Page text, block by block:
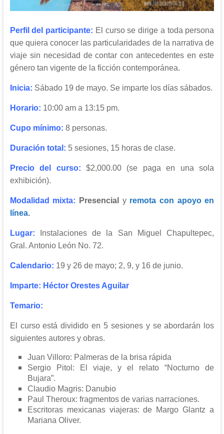
Perfil del participante: El curso se dirige a toda persona
que quiera conocer las particularidades de la narrativa de
viaje sin necesidad de contar con antecedentes en este
género tan vigente de la ficción contemporánea.
Inicia: Sábado 19 de mayo. Se imparte los días sábados.
Horario: 10:00 am a 13:15 pm.
Cupo mínimo: 8 personas.
Duración total: 5 sesiones, 15 horas de clase.
Precio del curso:
$2,000.00 (se paga en una sola
exhibición).
Modalidad mixta: Presencial y remota con apoyo en
línea.
Lugar:
Instalaciones de la San Miguel Chapultepec,
Gral. Antonio León No. 72.
Calendario: 19 y 26 de mayo; 2, 9, y 16 de junio.
Imparte: Héctor Orestes Aguilar
Temario:
El curso está dividido en 5 sesiones y se abordarán los
siguientes autores y obras.
Juan Villoro: Palmeras de la brisa rápida
Sergio Pitol: El viaje, y el relato “Nocturno de
Bujara”.
Claudio Magris: Danubio
Paul Theroux: fragmentos de varias narraciones.
Escritoras mexicanas viajeras: de Margo Glantz a
Mariana Oliver.